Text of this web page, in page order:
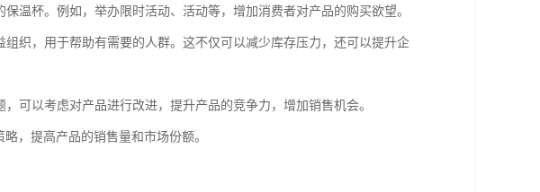
温杯。例如，举办限时活动、活动等，增加消费者对产品的购买欲望。
织，用于帮助有需要的人群。这不仅可以减少库存压力，还可以提升企
可以考虑对产品进行改进，提升产品的竞争力，增加销售机会。
，提高产品的销售量和市场份额。